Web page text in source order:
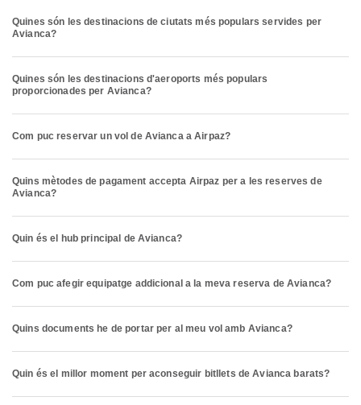
Quines són les destinacions de ciutats més populars servides per
Avianca?
Quines són les destinacions d'aeroports més populars
proporcionades per Avianca?
Com puc reservar un vol de Avianca a Airpaz?
Quins mètodes de pagament accepta Airpaz per a les reserves de
Avianca?
Quin és el hub principal de Avianca?
Com puc afegir equipatge addicional a la meva reserva de Avianca?
Quins documents he de portar per al meu vol amb Avianca?
Quin és el millor moment per aconseguir bitllets de Avianca barats?